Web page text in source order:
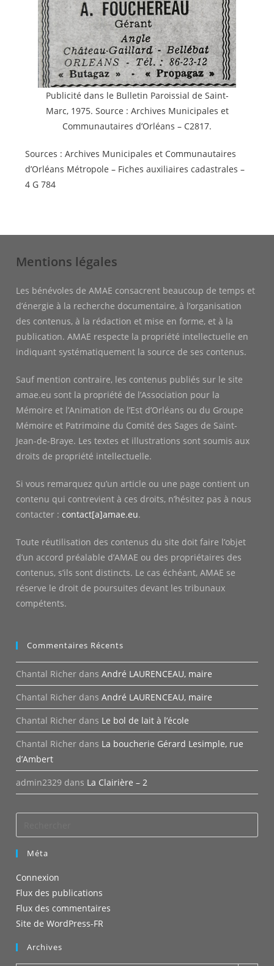
Publicité dans le Bulletin Paroissial de Saint-
Marc, 1975. Source : Archives Municipales et
Communautaires d’Orléans – C2817.
Sources : Archives Municipales et Communautaires
d’Orléans Métropole – Fiches auxiliaires cadastrales –
4 G 784
Mentions légales
Les bénévoles de AMAE consacrent beaucoup de temps et
d’énergie à la recherche documentaire, à l’organisation
des contenus, à la rédaction et mise en forme, et à la
publication. AMAE respecte la propriété intellectuelle en
indiquant systématiquement la source de ses contenus.
Sauf mention contraire, les contenus publiés sur le site
amae.eu sont la propriété de l’Association pour la
Mémoire et l’Animation de l’Est d’Orléans ou du Groupe
Mémoire et Patrimoine du Comité des Sages de Saint-
Jean-de-Braye. Les textes et illustrations sont soumis aux
droits de propriété intellectuelle.
Si vous remarquez qu’un article ou une page contient un
contenu qui contrevient à ces droits, n’hésitez pas à nous
contacter :contact[a]amae.eu.
Toute réutilisation des contenus du site doit faire l’objet
d’un accord préalable d’AMAE ou des propriétaires des
contenus, s’ils sont distincts. Le cas échéant, AMAE se
réserve le droit de poursuites devant les tribunaux
compétents.
Commentaires Récents
Chantal Richer dansAndré LAURENCEAU, maire
Chantal Richer dansAndré LAURENCEAU, maire
Chantal Richer dans Le bol de lait à l’école
Chantal Richer dans La boucherie Gérard Lesimple, rue
d’Ambert
admin2329 dans La Clairière – 2
Méta
Connexion
Flux des publications
Flux des commentaires
Site de WordPress-FR
Archives